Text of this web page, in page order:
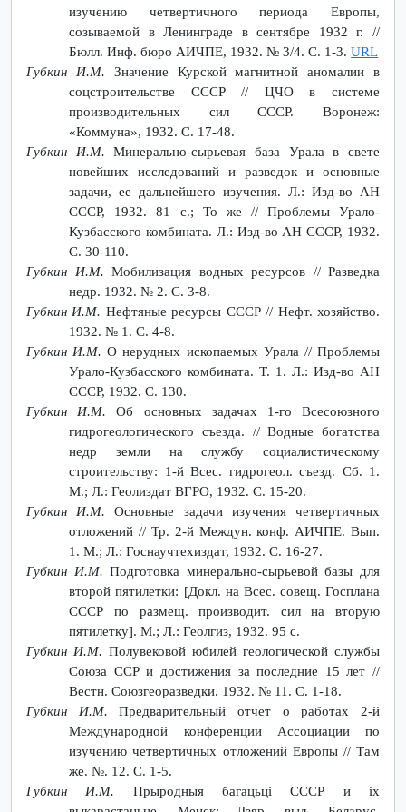
изучению четвертичного периода Европы,
созываемой в Ленинграде в сентябре 1932 г. //
Бюлл. Инф. бюро АИЧПЕ, 1932. № 3/4. С. 1-3.URL
Губкин И.М. Значение Курской магнитной аномалии в
соцстроительстве СССР // ЦЧО в системе
производительных сил СССР. Воронеж:
«Коммуна», 1932. С. 17-48.
Губкин И.М.Минерально-сырьевая база Урала в свете
новейших исследований и разведок и основные
задачи, ее дальнейшего изучения. Л.: Изд-во АН
СССР, 1932. 81 с.; То же // Проблемы Урало-
Кузбасского комбината. Л.: Изд-во АН СССР, 1932.
С. 30-110.
Губкин И.М. Мобилизация водных ресурсов // Разведка
недр. 1932. № 2. С. 3-8.
Губкин И.М. Нефтяные ресурсы СССР // Нефт. хозяйство.
1932. № 1. С. 4-8.
Губкин И.М.О нерудных ископаемых Урала // Проблемы
Урало-Кузбасского комбината. Т. 1. Л.: Изд-во АН
СССР, 1932. С. 130.
Губкин И.М.Об основных задачах 1-го Всесоюзного
гидрогеологического съезда. // Водные богатства
недр земли на службу социалистическому
строительству: 1-й Всес. гидрогеол. съезд. Сб. 1.
M.; Л.: Геолиздат ВГРО, 1932. С. 15-20.
Губкин И.М.Основные задачи изучения четвертичных
отложений // Тр. 2-й Междун. конф. АИЧПЕ. Вып.
1. M.; Л.: Госнаучтехиздат, 1932. С. 16-27.
Губкин И.М.Подготовка минерально-сырьевой базы для
второй пятилетки: [Докл. на Всес. совещ. Госплана
СССР по размещ. производит. сил на вторую
пятилетку]. М.; Л.: Геолгиз, 1932. 95 с.
Губкин И.М. Полувековой юбилей геологической службы
Союза ССР и достижения за последние 15 лет //
Вестн. Союзгеоразведки. 1932. № 11. С. 1-18.
Губкин И.М.Предварительный отчет о работах 2-й
Международной конференции Ассоциации по
изучению четвертичных отложений Европы // Там
же. №. 12. С. 1-5.
Губкин И.М. Прыродныя багацьцi СССР и ix